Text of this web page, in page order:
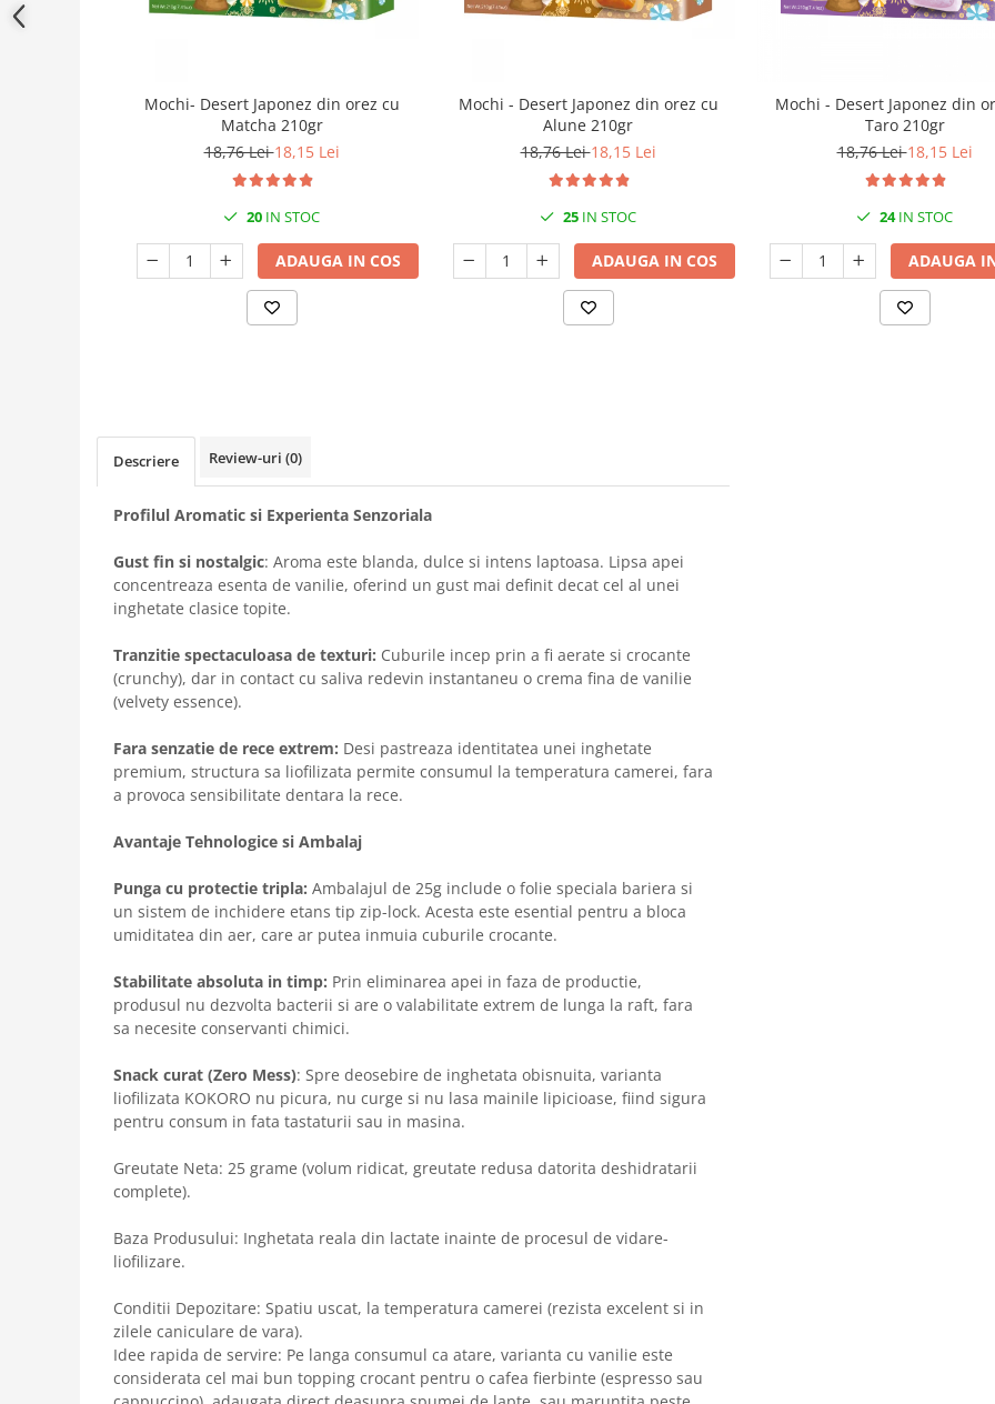
Mochi- Desert Japonez din orez cu
Matcha 210gr
18,76 Lei18,15 Lei
20 IN STOC
ADAUGA IN COS
Mochi - Desert Japonez din orez cu
Alune 210gr
18,76 Lei18,15 Lei
25 IN STOC
ADAUGA IN COS
Mochi - Desert Japonez din
Taro 210gr
18,76 Lei18,15 Lei
24IN STOC
ADAUGA
Descriere Review-uri (0)
Profilul Aromatic si Experienta Senzoriala
Gust fin si nostalgic: Aroma este blanda, dulce si intens laptoasa. Lipsa apei
concentreaza esenta de vanilie, oferind un gust mai definit decat cel al unei
inghetate clasice topite.
Tranzitie spectaculoasa de texturi: Cuburile incep prin a fi aerate si crocante
(crunchy), dar in contact cu saliva redevin instantaneu o crema fina de vanilie
(velvety essence).
Fara senzatie de rece extrem: Desi pastreaza identitatea unei inghetate
premium, structura sa liofilizata permite consumul la temperatura camerei, fara
a provoca sensibilitate dentara la rece.
Avantaje Tehnologice si Ambalaj
Punga cu protectie tripla: Ambalajul de 25g include o folie speciala bariera si
un sistem de inchidere etans tip zip-lock. Acesta este esential pentru a bloca
umiditatea din aer, care ar putea inmuia cuburile crocante.
Stabilitate absoluta in timp: Prin eliminarea apei in faza de productie,
produsul nu dezvolta bacterii si are o valabilitate extrem de lunga la raft, fara
sa necesite conservanti chimici.
Snack curat (Zero Mess): Spre deosebire de inghetata obisnuita, varianta
liofilizata KOKORO nu picura, nu curge si nu lasa mainile lipicioase, fiind sigura
pentru consum in fata tastaturii sau in masina.
Greutate Neta: 25 grame (volum ridicat, greutate redusa datorita deshidratarii
complete).
Baza Produsului: Inghetata reala din lactate inainte de procesul de vidare-
liofilizare.
Conditii Depozitare: Spatiu uscat, la temperatura camerei (rezista excelent si in
zilele caniculare de vara).
Idee rapida de servire: Pe langa consumul ca atare, varianta cu vanilie este
considerata cel mai bun topping crocant pentru o cafea fierbinte (espresso sau